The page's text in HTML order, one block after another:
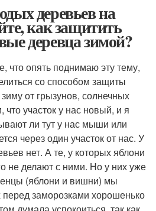
деревьев на
как защитить
деревца зимой?
что опять поднимаю эту тему,
со способом защиты
от грызунов, солнечных
участок у нас новый, и я
ли тут у нас мыши или
через один участок от нас. У
нет. А те, у которых яблони
не делают с ними. Но у них уже
(яблони и вишни) мы
заморозками хорошенько